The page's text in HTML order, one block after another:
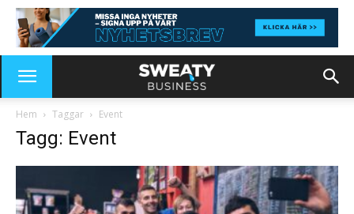
Hem Taggar Event
Tagg: Event